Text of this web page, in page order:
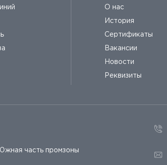
О нас
История
Сертификаты
Вакансии
Новости
Реквизиты
часть промзоны